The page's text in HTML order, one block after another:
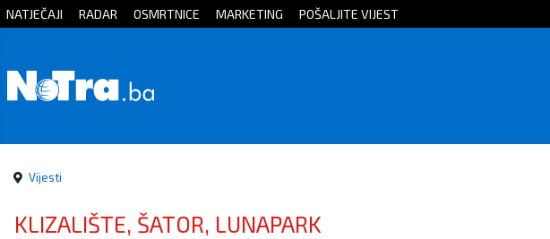
Početna
Sport
Kultura
NATJEČAJI RADAR OSMRTNICE MARKETING POŠALJITE VIJEST
Vijesti
KLIZALIŠTE, ŠATOR, LUNAPARK